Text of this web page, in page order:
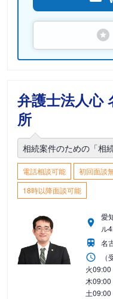
弁護士法人心
所
相続案件のための「相
電話相談可能 初回面談
18時以降面談可能
愛
ル
名
（
火09:00
木09:00
土09:00